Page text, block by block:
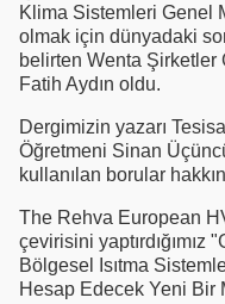
Klima Sistemleri Genel
olmak için dünyadaki
belirten Wenta Şirketler
Fatih Aydın oldu.
Dergimizin yazarı
Öğretmeni Sinan
kullanılan borular
The Rehva European
çevirisini yaptırdığımız
Bölgesel Isıtma
Hesap Edecek Yeni Bir